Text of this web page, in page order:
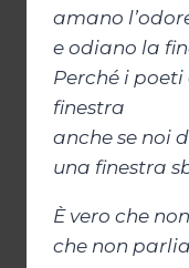
amano
e odiano la
Perché i
finestra
anche se noi
una finestra
È vero che
che non